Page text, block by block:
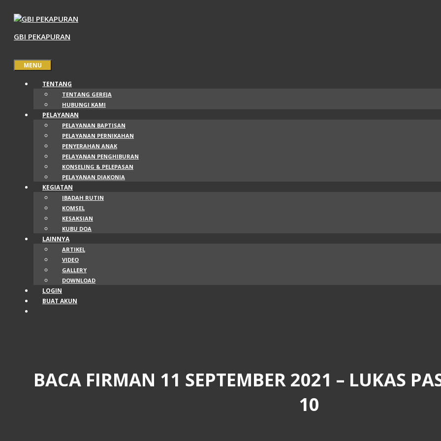
GBI PEKAPURAN
MENU
TENTANG
TENTANG GEREJA
HUBUNGI KAMI
PELAYANAN
PELAYANAN BAPTISAN
PELAYANAN PERNIKAHAN
PENYERAHAN ANAK
PELAYANAN PENGHIBURAN
KONSELING & PELEPASAN
PELAYANAN DIAKONIA
KEGIATAN
IBADAH RUTIN
KOMSEL
KESAKSIAN
KUBU DOA
LAINNYA
ARTIKEL
VIDEO
GALLERY
DOWNLOAD
LOGIN
BUAT AKUN
BACA FIRMAN 11 SEPTEMBER 2021 – LUKAS
10